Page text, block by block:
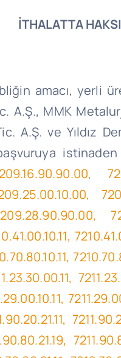
İTHALATTA
amacı, yerli
A.Ş., MMK
A.Ş. ve Yıldız